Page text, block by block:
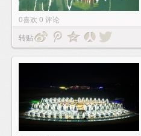
0喜欢 0 评论
转贴